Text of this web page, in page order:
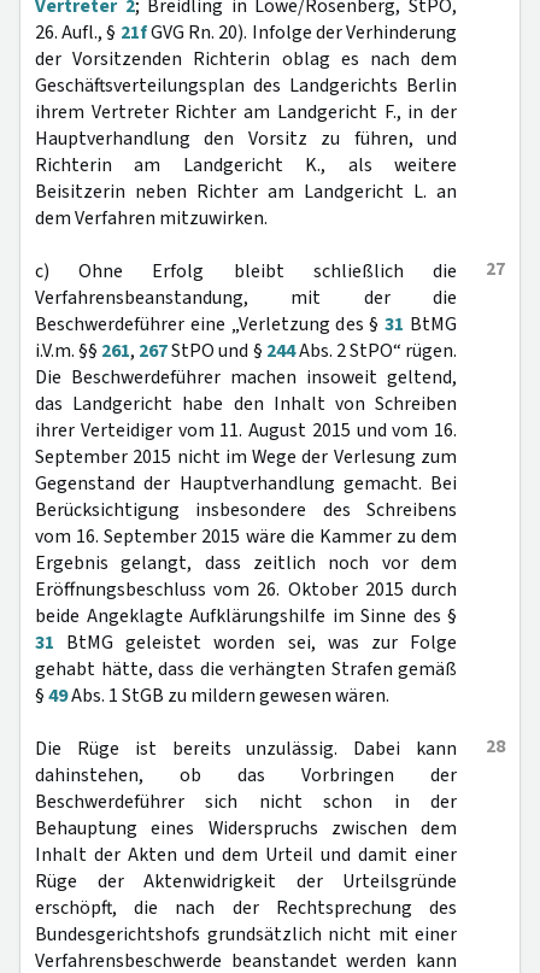
Vertreter 2; Breidling in Löwe/Rosenberg, StPO,
26. Aufl., § 21fGVG Rn. 20). Infolge der Verhinderung
der Vorsitzenden Richterin oblag es nach dem
Geschäftsverteilungsplan des Landgerichts Berlin
ihrem Vertreter Richter am Landgericht F., in der
Hauptverhandlung den Vorsitz zu führen, und
Richterin am Landgericht K., als weitere
Beisitzerin neben Richter am Landgericht L. an
dem Verfahren mitzuwirken.
27
c) Ohne Erfolg bleibt schließlich die
Verfahrensbeanstandung, mit der die
Beschwerdeführer eine „Verletzung des §31 BtMG
i.V.m. §§ 261, 267StPO und § 244Abs. 2 StPO“ rügen.
Die Beschwerdeführer machen insoweit geltend,
das Landgericht habe den Inhalt von Schreiben
ihrer Verteidiger vom 11. August 2015 und vom 16.
September 2015 nicht im Wege der Verlesung zum
Gegenstand der Hauptverhandlung gemacht. Bei
Berücksichtigung insbesondere des Schreibens
vom 16. September 2015 wäre die Kammer zu dem
Ergebnis gelangt, dass zeitlich noch vor dem
Eröffnungsbeschluss vom 26. Oktober 2015 durch
beide Angeklagte Aufklärungshilfe im Sinne des §
31 BtMG geleistet worden sei, was zur Folge
gehabt hätte, dass die verhängten Strafen gemäß
§49Abs. 1 StGB zu mildern gewesen wären.
28
Die Rüge ist bereits unzulässig. Dabei kann
dahinstehen, ob das Vorbringen der
Beschwerdeführer sich nicht schon in der
Behauptung eines Widerspruchs zwischen dem
Inhalt der Akten und dem Urteil und damit einer
Rüge der Aktenwidrigkeit der Urteilsgründe
erschöpft, die nach der Rechtsprechung des
Bundesgerichtshofs grundsätzlich nicht mit einer
Verfahrensbeschwerde beanstandet werden kann